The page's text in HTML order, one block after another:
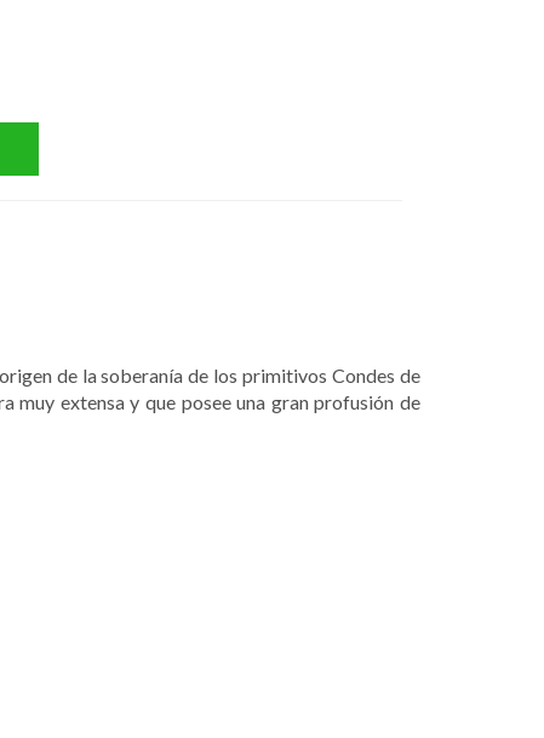
de la soberanía de los primitivos Condes de
muy extensa y que posee una gran profusión de